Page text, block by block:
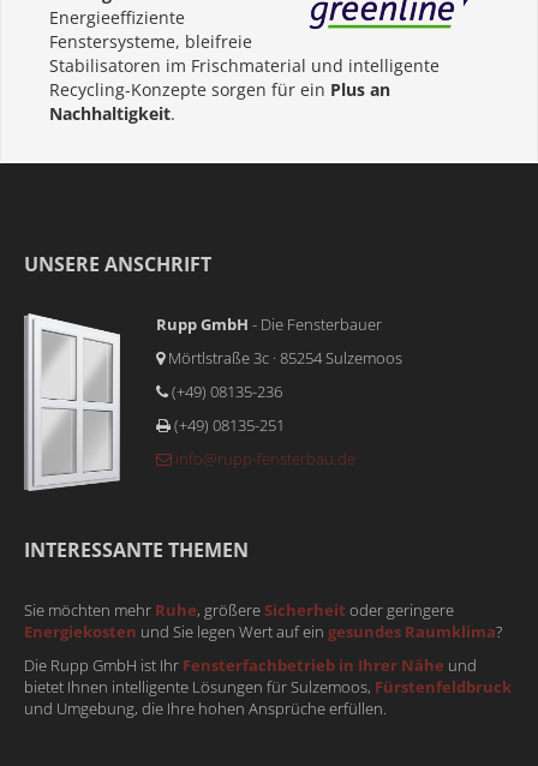
Energieeffiziente
Fenstersysteme, bleifreie
Stabilisatoren im Frischmaterial und intelligente
Recycling-Konzepte sorgen für ein Plus an
Nachhaltigkeit.
UNSERE ANSCHRIFT
Rupp GmbH - Die Fensterbauer
Mörtlstraße 3c · 85254 Sulzemoos
(+49) 08135-236
(+49) 08135-251
info@rupp-fensterbau.de
INTERESSANTE THEMEN
Sie möchten mehr Ruhe, größereSicherheit oder geringere
Energiekosten und Sie legen Wert auf ein gesundes Raumklima?
Die Rupp GmbH ist Ihr Fensterfachbetrieb in Ihrer Nähe und
bietet Ihnen intelligente Lösungen für Sulzemoos, Fürstenfeldbruck
und Umgebung, die Ihre hohen Ansprüche erfüllen.